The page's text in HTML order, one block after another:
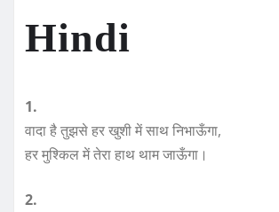
Hindi
1.
वादा है तुझसे हर खुशी में साथ निभाऊँगा,
हर मुश्किल में तेरा हाथ थाम जाऊँगा।
2.